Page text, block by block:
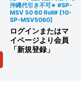
沖縄代引き不可※ #SP-
MSV 50 60 Roll# [10-
SP-MSV5060]
ログインまたはマ
イページより会員
「新規登録」